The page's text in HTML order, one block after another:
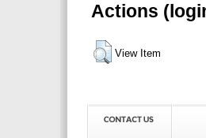
Actions
View Item